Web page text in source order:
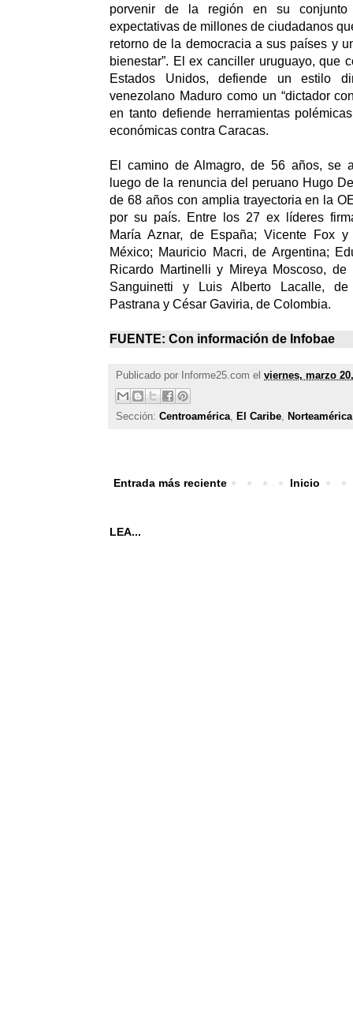
porvenir de la región en su
expectativas de millones de ciudadanos
retorno de la democracia a sus países y
bienestar”. El ex canciller uruguayo, que
Estados Unidos, defiende un estilo
venezolano Maduro como un “dictador
en tanto defiende herramientas
económicas contra Caracas.
El camino de Almagro, de 56 años, se
luego de la renuncia del peruano Hugo
de 68 años con amplia trayectoria en la
por su país. Entre los 27 ex líderes
María Aznar, de España; Vicente Fox
México; Mauricio Macri, de Argentina;
Ricardo Martinelli y Mireya Moscoso,
Sanguinetti y Luis Alberto Lacalle,
Pastrana y César Gaviria, de Colombia.
FUENTE: Con información de Infobae
Publicado por Informe25.com el viernes, marzo
Sección: Centroamérica, El Caribe, Norteamérica
Entrada más reciente Inicio
LEA...